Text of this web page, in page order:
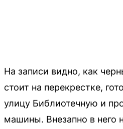
На записи видно, как
стоит на перекрестке,
улицу Библиотечную и
машины. Внезапно в него